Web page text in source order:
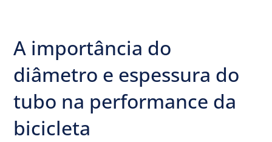
A importância do
diâmetro e espessura do
tubo na performance da
bicicleta